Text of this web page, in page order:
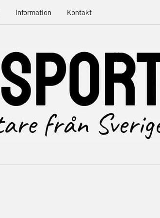
Information Kontakt